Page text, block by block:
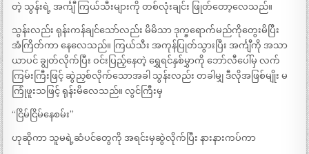
တဲ့ သွန်းရဲ့ အင်္ကျီ ကြယ်သီးများကို တစ်လုံးချင်း ဖြုတ်တော့လေသည်။
သွန်းလည်း ရုန်းကန်ချင်သော်လည်း မိမိသာ ဒုက္ခရောက်မည်ကိုတွေးမိပြီး
အံကြိတ်ကာ နေလေသည်။ ကြယ်သီး အကုန်ပြုတ်သွားပြီး အင်္ကျီကို အသာ
ယာပင် ချွတ်လိုက်ပြီး ဝင်းပြည့်နေတဲ့ ရွှေရင်နှစ်မွှာကို ဘော်လီပေါ်မှ လက်
ကြမ်းကြီးဖြင့် ဆွဲညှစ်လိုက်သောအခါ သွန်းလည်း တခါမျှ ဒီလိုအဖြစ်မျိုး မ
ကြုံဖူးသဖြင့် ရုန်းမိလေသည်။ လွင်ကြီးမှ
“ငြိမ်ငြိမ်နေစမ်း”
ဟုဆိုကာ သူမရဲ့ဆံပင်တွေကို အရင်းမှဆွဲလိုက်ပြီး နားနားကပ်ကာ